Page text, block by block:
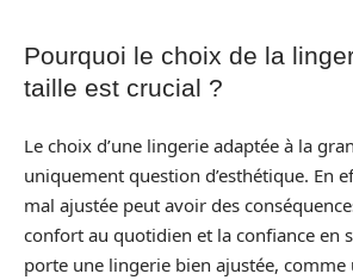
Pourquoi le choix de la
taille est crucial ?
Le choix d’une lingerie adaptée à la
uniquement question d’esthétique. En
mal ajustée peut avoir des
confort au quotidien et la confiance en
porte une lingerie bien ajustée, comme